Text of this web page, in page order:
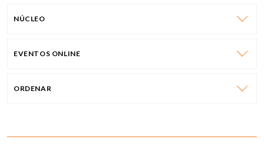
NÚCLEO
EVENTOS ONLINE
ORDENAR